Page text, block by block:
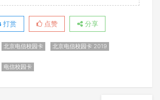
打赏 点赞 分享
北京电信校园卡 北京电信校园卡 2019
电信校园卡